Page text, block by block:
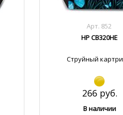
Арт. 852
HP CB320HE
Струйный
266 руб.
В наличии